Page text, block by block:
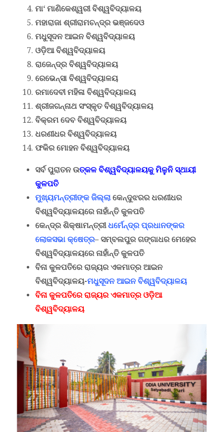
ମା‘ମାଣିକେଶ୍ୱରୀ ବିଶ୍ୱବିଦ୍ୟାଳୟ
ମହାରାଜା ଶ୍ରୀରାମଚନ୍ଦ୍ର ଭଞ୍ଜଦେଓ
ମଧୁସୂଦନ ଆଇନ ବିଶ୍ୱବିଦ୍ୟାଳୟ
ଓଡ଼ିଆ ବିଶ୍ୱବିଦ୍ୟାଳୟ
ରାଜେନ୍ଦ୍ର ବିଶ୍ୱବିଦ୍ୟାଳୟ
ରେଭେନ୍ସା ବିଶ୍ୱବିଦ୍ୟାଳୟ
ରମାଦେବୀ ମହିଳା ବିଶ୍ୱବିଦ୍ୟାଳୟ
ଶ୍ରୀଜଗନ୍ନାଥ ସଂସ୍କୃତ ବିଶ୍ୱବିଦ୍ୟାଳୟ
ବିକ୍ରମ ଦେବ ବିଶ୍ୱବିଦ୍ୟାଳୟ
ଧରଣୀଧର ବିଶ୍ୱବିଦ୍ୟାଳୟ
ଫକିର ମୋହନ ବିଶ୍ୱବିଦ୍ୟାଳୟ
ସର୍ବ ପୁରାତନ ଉତ୍କଳ ବିଶ୍ୱବିଦ୍ୟାଳୟକୁ ମିଳୁନି ସ୍ଥାୟୀ
କୁଳପତି
ମୁଖ୍ୟମନ୍ତ୍ରୀଙ୍କ ଜିଲ୍ଲାକେନ୍ଦୁଝରର ଧରଣୀଧର
ବିଶ୍ୱବିଦ୍ୟାଳୟରେ ନାହାଁନ୍ତି କୁଳପତି
କେନ୍ଦ୍ର ଶିକ୍ଷାମନ୍ତ୍ରୀଧର୍ମେନ୍ଦ୍ର ପ୍ରଧାନଙ୍କର
ଲୋକସଭା କ୍ଷେତ୍ର– ସମ୍ବଲପୁର ଗଙ୍ଗାଧର ମେହେର
ବିଶ୍ୱବିଦ୍ୟାଳୟରେ ନାହାଁନ୍ତି କୁଳପତି
ବିନା କୁଳପତିରେ ରାଜ୍ୟର ଏକମାତ୍ର ଆଇନ
ବିଶ୍ୱବିଦ୍ୟାଳୟ-ମଧୁସୂଦନ ଆଇନ ବିଶ୍ୱବିଦ୍ୟାଳୟ
ବିନା କୁଳପତିରେ ରାଜ୍ୟର ଏକମାତ୍ର ଓଡ଼ିଆ
ବିଶ୍ୱବିଦ୍ୟାଳୟ